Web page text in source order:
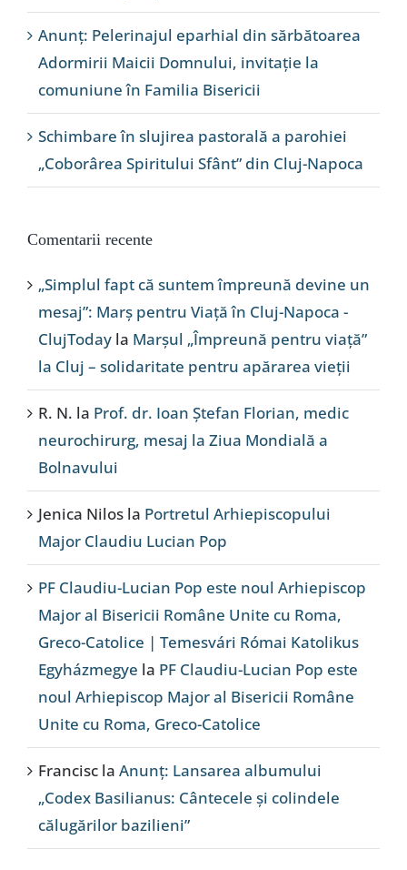
Anunț: Pelerinajul eparhial din sărbătoarea
Adormirii Maicii Domnului, invitație la
comuniune în Familia Bisericii
Schimbare în slujirea pastorală a parohiei
„Coborârea Spiritului Sfânt” din Cluj-Napoca
Comentarii recente
„Simplul fapt că suntem împreună devine un
mesaj”: Marș pentru Viață în Cluj-Napoca -
ClujToday la Marșul „Împreună pentru viață”
la Cluj – solidaritate pentru apărarea vieții
R. N. la Prof. dr. Ioan Ștefan Florian, medic
neurochirurg, mesaj la Ziua Mondială a
Bolnavului
Jenica Nilos la Portretul Arhiepiscopului
Major Claudiu Lucian Pop
PF Claudiu-Lucian Pop este noul Arhiepiscop
Major al Bisericii Române Unite cu Roma,
Greco-Catolice | Temesvári Római Katolikus
Egyházmegye la PF Claudiu-Lucian Pop este
noul Arhiepiscop Major al Bisericii Române
Unite cu Roma, Greco-Catolice
Francisc la Anunț: Lansarea albumului
„Codex Basilianus: Cântecele și colindele
călugărilor bazilieni”